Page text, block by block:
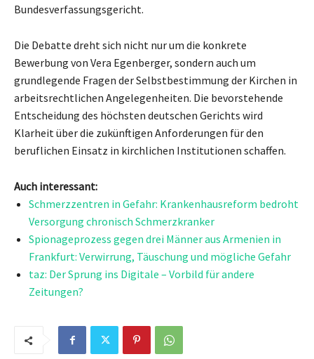
Bundesverfassungsgericht.
Die Debatte dreht sich nicht nur um die konkrete
Bewerbung von Vera Egenberger, sondern auch um
grundlegende Fragen der Selbstbestimmung der Kirchen in
arbeitsrechtlichen Angelegenheiten. Die bevorstehende
Entscheidung des höchsten deutschen Gerichts wird
Klarheit über die zukünftigen Anforderungen für den
beruflichen Einsatz in kirchlichen Institutionen schaffen.
Auch interessant:
Schmerzzentren in Gefahr: Krankenhausreform bedroht
Versorgung chronisch Schmerzkranker
Spionageprozess gegen drei Männer aus Armenien in
Frankfurt: Verwirrung, Täuschung und mögliche Gefahr
taz: Der Sprung ins Digitale – Vorbild für andere
Zeitungen?